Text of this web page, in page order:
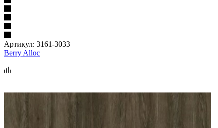
Артикул: 3161-3033
Berry Alloc